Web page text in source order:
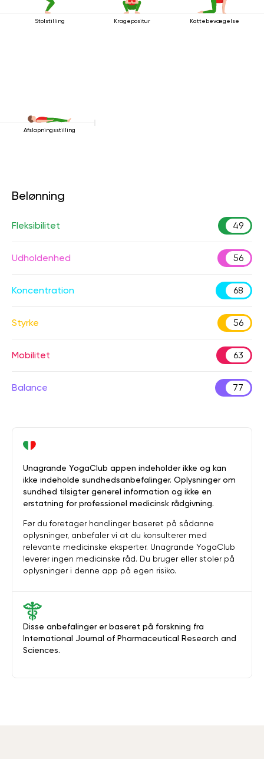
Stolstilling Kragepositur Kattebevægelse
Afslapningsstilling
Belønning
Fleksibilitet 49
Udholdenhed 56
Koncentration 68
Styrke 56
Mobilitet 63
Balance 77
Disse anbefalinger er baseret på forskning fra
International Journal of Pharmaceutical Research and
Sciences.
Unagrande YogaClub appen indeholder ikke og kan
ikke indeholde sundhedsanbefalinger. Oplysninger om
sundhed tilsigter generel information og ikke en
erstatning for professionel medicinsk rådgivning.
Før du foretager handlinger baseret på sådanne
oplysninger, anbefaler vi at du konsulterer med
relevante medicinske eksperter. Unagrande YogaClub
leverer ingen medicinske råd. Du bruger eller stoler på
oplysninger i denne app på egen risiko.